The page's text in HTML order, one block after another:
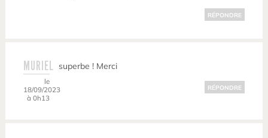
RÉPONDRE
MURIEL
le
18/09/2023
à 0h13
superbe ! Merci
RÉPONDRE